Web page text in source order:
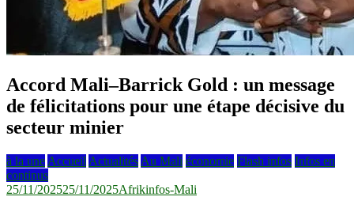
Accord Mali–Barrick Gold : un message
de félicitations pour une étape décisive du
secteur minier
à la une Accueil Actualités Au Mali économie Flash infos Infos en
continus
25/11/202525/11/2025Afrikinfos-Mali